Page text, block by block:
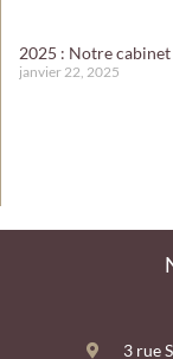
2025 : Notre
janvier 22, 2025
3 rue